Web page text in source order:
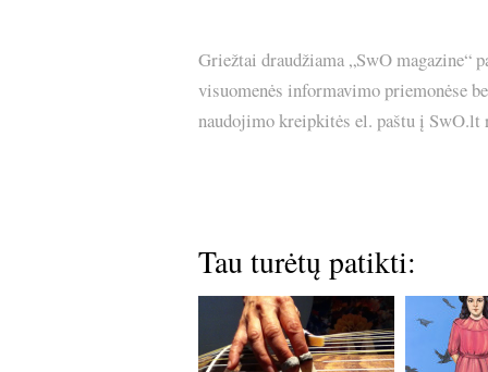
Griežtai draudžiama „SwO magazine“
visuomenės informavimo priemonėse
naudojimo kreipkitės el. paštu į
Tau turėtų patikti: